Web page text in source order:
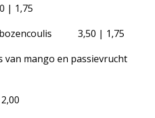
| 1,75
3,50 | 1,75
van mango en passievrucht